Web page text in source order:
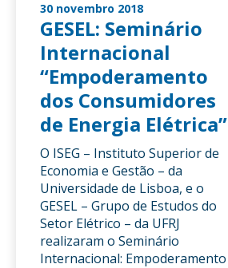
30 novembro 2018
GESEL: Seminário
Internacional
“Empoderamento
dos Consumidores
de Energia Elétrica”
O ISEG – Instituto Superior de
Economia e Gestão – da
Universidade de Lisboa, e o
GESEL – Grupo de Estudos do
Setor Elétrico – da UFRJ
realizaram o Seminário
Internacional: Empoderamento